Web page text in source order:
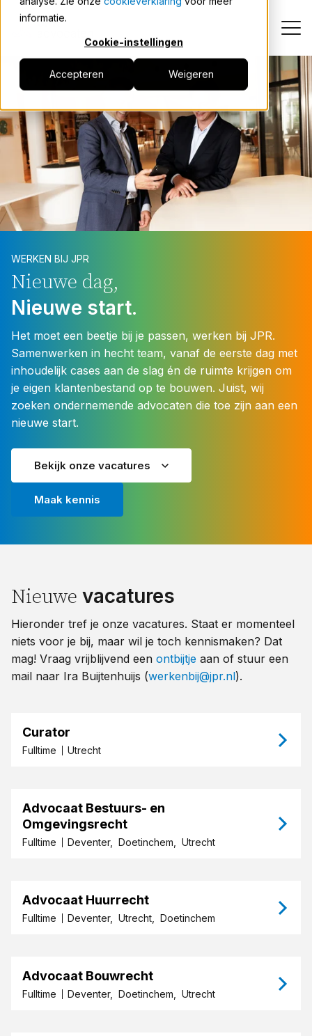
informatie.
Cookie-instellingen
Accepteren Weigeren
Carrièrepad
Medewerkers over JPR
Vacatures
Contact
WERKEN BIJ JPR
Nieuwe dag,
Nieuwe start.
Het moet een beetje bij je passen, werken bij JPR.
Samenwerken in hecht team, vanaf de eerste dag met
inhoudelijk cases aan de slag én de ruimte krijgen om
je eigen klantenbestand op te bouwen. Juist, wij
zoeken ondernemende advocaten die toe zijn aan een
nieuwe start.
Bekijk onze vacatures
Maak kennis
Nieuwe vacatures
Hieronder tref je onze vacatures. Staat er momenteel
niets voor je bij, maar wil je toch kennismaken? Dat
mag! Vraag vrijblijvend een ontbijtje aan of stuur een
mail naar Ira Buijtenhuijs (werkenbij@jpr.nl).
Curator
Fulltime Utrecht
Advocaat Bestuurs- en
Omgevingsrecht
Fulltime Deventer, Doetinchem, Utrecht
Advocaat Huurrecht
Fulltime Deventer, Utrecht, Doetinchem
Advocaat Bouwrecht
Fulltime Deventer, Doetinchem, Utrecht